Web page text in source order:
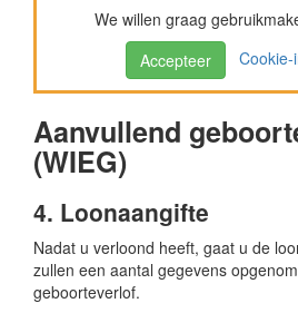
We willen graag
Accepteer
Cookie-
Aanvullend
(WIEG)
4. Loonaangifte
Nadat u verloond heeft, gaat u de
zullen een aantal gegevens
geboorteverlof.